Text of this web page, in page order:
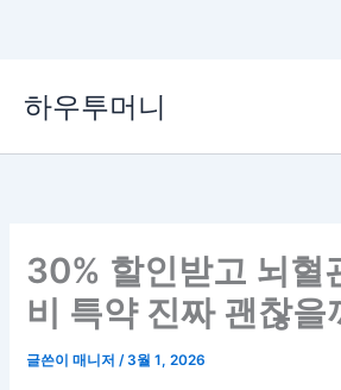
로
하우투머니
30% 할인받고 뇌혈
비 특약 진짜 괜찮을
글쓴이매니저/3월 1, 2026